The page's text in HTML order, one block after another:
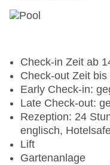
Check-in Zeit ab
Check-out Zeit
Early Check-in:
Late Check-out:
Rezeption: 24
englisch,
Lift
Gartenanlage